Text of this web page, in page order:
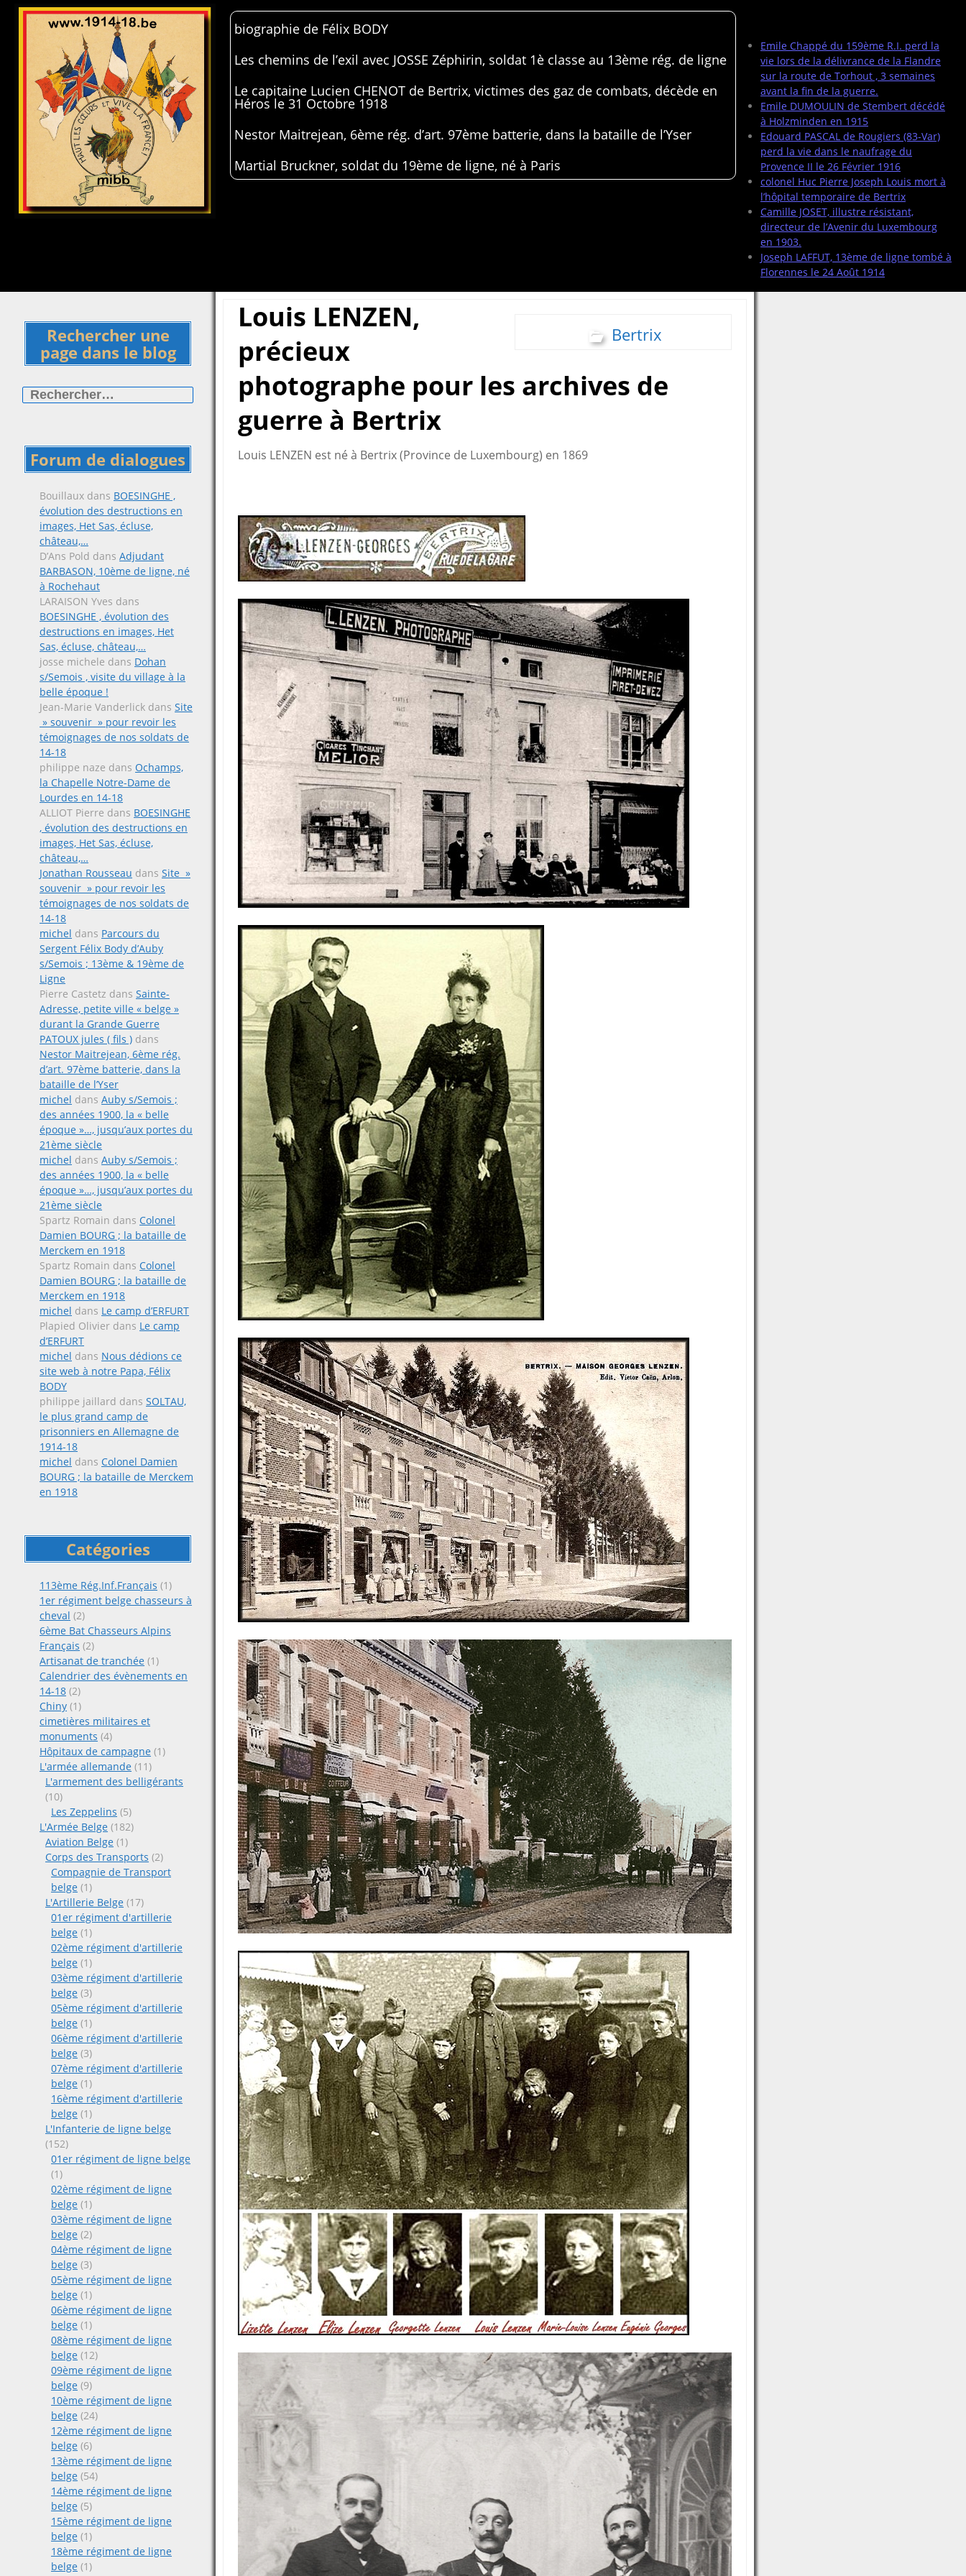
Emile Chappé du 159ème R.I. perd la
vie lors de la délivrance de la Flandre
sur la route de Torhout , 3 semaines
avant la fin de la guerre.
Emile DUMOULIN de Stembert décédé
à Holzminden en 1915
Edouard PASCAL de Rougiers (83-Var)
perd la vie dans le naufrage du
Provence II le 26 Février 1916
colonel Huc Pierre Joseph Louis mort à
l’hôpital temporaire de Bertrix
Camille JOSET, illustre résistant,
directeur de l’Avenir du Luxembourg
en 1903.
Joseph LAFFUT, 13ème de ligne tombé à
Florennes le 24 Août 1914
biographie de Félix BODY
Les chemins de l’exil avec JOSSE Zéphirin, soldat 1è classe au 13ème rég. de ligne
Le capitaine Lucien CHENOT de Bertrix, victimes des gaz de combats, décède en
Héros le 31 Octobre 1918
Nestor Maitrejean, 6ème rég. d’art. 97ème batterie, dans la bataille de l’Yser
Martial Bruckner, soldat du 19ème de ligne, né à Paris
Rechercher une
page dans le blog
Forum de dialogues
Bouillaux dans BOESINGHE ,
évolution des destructions en
images, Het Sas, écluse,
château,…
D’Ans Pold dans Adjudant
BARBASON, 10ème de ligne, né
à Rochehaut
LARAISON Yves dans
BOESINGHE , évolution des
destructions en images, Het
Sas, écluse, château,…
josse michele dans Dohan
s/Semois , visite du village à la
belle époque !
Jean-Marie Vanderlick dans Site
» souvenir » pour revoir les
témoignages de nos soldats de
14-18
philippe naze dans Ochamps,
la Chapelle Notre-Dame de
Lourdes en 14-18
ALLIOT Pierre dans BOESINGHE
, évolution des destructions en
images, Het Sas, écluse,
château,…
Jonathan Rousseau dans Site »
souvenir » pour revoir les
témoignages de nos soldats de
14-18
michel dans Parcours du
Sergent Félix Body d’Auby
s/Semois ; 13ème & 19ème de
Ligne
Pierre Castetz dans Sainte-
Adresse, petite ville « belge »
durant la Grande Guerre
PATOUX jules ( fils ) dans
Nestor Maitrejean, 6ème rég.
d’art. 97ème batterie, dans la
bataille de l’Yser
michel dans Auby s/Semois ;
des années 1900, la « belle
époque »…, jusqu’aux portes du
21ème siècle
michel dans Auby s/Semois ;
des années 1900, la « belle
époque »…, jusqu’aux portes du
21ème siècle
Spartz Romain dans Colonel
Damien BOURG ; la bataille de
Merckem en 1918
Spartz Romain dans Colonel
Damien BOURG ; la bataille de
Merckem en 1918
michel dans Le camp d’ERFURT
Plapied Olivier dans Le camp
d’ERFURT
michel dans Nous dédions ce
site web à notre Papa, Félix
BODY
philippe jaillard dans SOLTAU,
le plus grand camp de
prisonniers en Allemagne de
1914-18
michel dans Colonel Damien
BOURG ; la bataille de Merckem
en 1918
Catégories
113ème Rég.Inf.Français (1)
1er régiment belge chasseurs à
cheval (2)
6ème Bat Chasseurs Alpins
Français (2)
Artisanat de tranchée (1)
Calendrier des évènements en
14-18 (2)
Chiny (1)
cimetières militaires et
monuments (4)
Hôpitaux de campagne (1)
L'armée allemande (11)
L'armement des belligérants
(10)
Les Zeppelins (5)
L'Armée Belge (182)
Aviation Belge (1)
Corps des Transports (2)
Compagnie de Transport
belge (1)
L'Artillerie Belge (17)
01er régiment d'artillerie
belge (1)
02ème régiment d'artillerie
belge (1)
03ème régiment d'artillerie
belge (3)
05ème régiment d'artillerie
belge (1)
06ème régiment d'artillerie
belge (3)
07ème régiment d'artillerie
belge (1)
16ème régiment d'artillerie
belge (1)
L'Infanterie de ligne belge
(152)
01er régiment de ligne belge
(1)
02ème régiment de ligne
belge (1)
03ème régiment de ligne
belge (2)
04ème régiment de ligne
belge (3)
05ème régiment de ligne
belge (1)
06ème régiment de ligne
belge (1)
08ème régiment de ligne
belge (12)
09ème régiment de ligne
belge (9)
10ème régiment de ligne
belge (24)
12ème régiment de ligne
belge (6)
13ème régiment de ligne
belge (54)
14ème régiment de ligne
belge (5)
15ème régiment de ligne
belge (1)
18ème régiment de ligne
belge (1)
Bertrix
Louis LENZEN,
précieux
photographe pour les archives de
guerre à Bertrix
Louis LENZEN est né à Bertrix (Province de Luxembourg) en 1869